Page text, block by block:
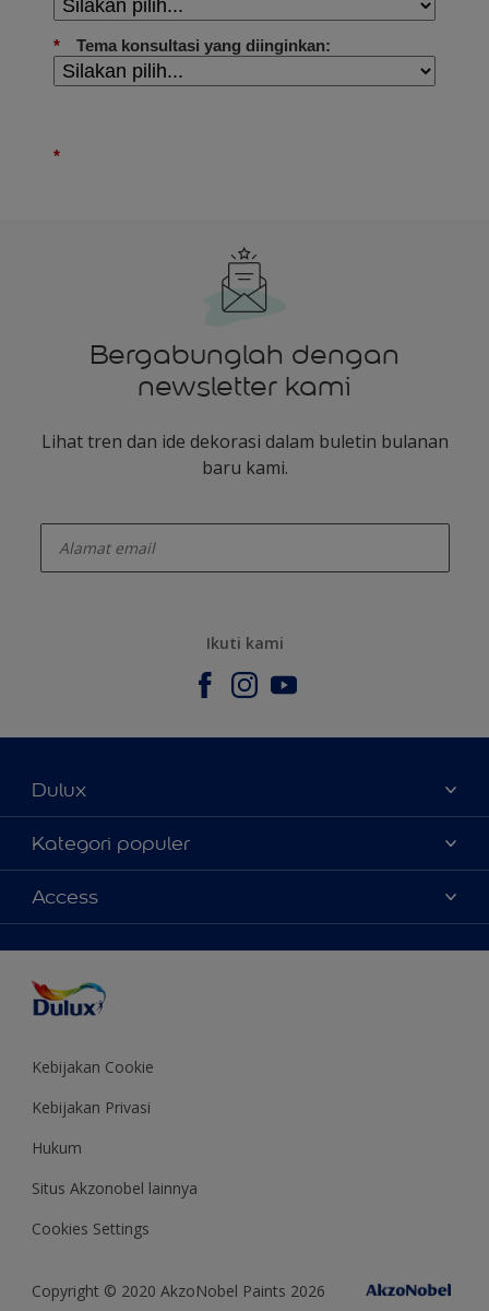
Bergabunglah dengan
newsletter kami
Lihat tren dan ide dekorasi dalam buletin bulanan
baru kami.
Ikuti kami
Dulux
Tentang Kami
Contact us
Temukan toko
Kategori populer
Warna
Produk
Inspirasi
Saran Mendekorasi
Colour of the Year
Access
Kebijakan Cookie
Kebijakan Privasi
Hukum
Situs Akzonobel lainnya
Cookies Settings
Copyright © 2020 AkzoNobel Paints 2026